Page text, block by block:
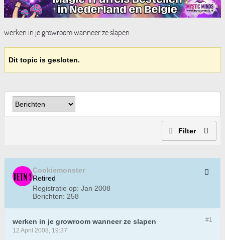
werken in je growroom wanneer ze slapen
Dit topic is gesloten.
Filter
Cookiemonster
Retired
Registratie op: Jan 2008
Berichten: 258
#1
werken in je growroom wanneer ze slapen
12 April 2008, 19:37